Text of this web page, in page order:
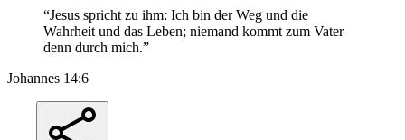
“Jesus spricht zu ihm: Ich bin der Weg und die
Wahrheit und das Leben; niemand kommt zum Vater
denn durch mich.”
Johannes 14:6